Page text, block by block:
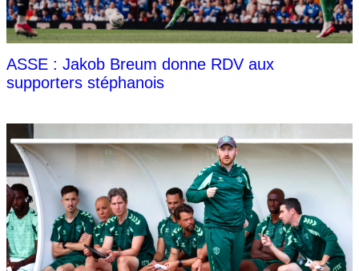
ASSE : Jakob Breum donne RDV aux
supporters stéphanois